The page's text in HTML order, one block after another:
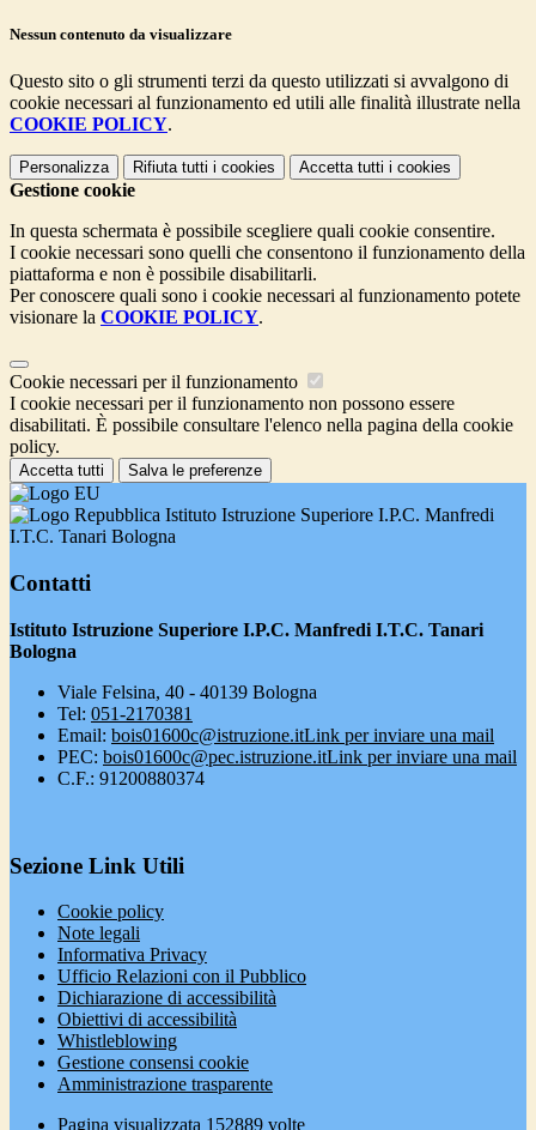
Nessun contenuto da visualizzare
Questo sito o gli strumenti terzi da questo utilizzati si avvalgono di
cookie necessari al funzionamento ed utili alle finalità illustrate nella
COOKIE POLICY.
Personalizza Rifiuta tutti i cookies Accetta tutti i cookies
Gestione cookie
In questa schermata è possibile scegliere quali cookie consentire.
I cookie necessari sono quelli che consentono il funzionamento della
piattaforma e non è possibile disabilitarli.
Per conoscere quali sono i cookie necessari al funzionamento potete
visionare la COOKIE POLICY.
Cookie necessari per il funzionamento
I cookie necessari per il funzionamento non possono essere
disabilitati. È possibile consultare l'elenco nella pagina della cookie
policy.
Accetta tutti Salva le preferenze
Istituto Istruzione Superiore I.P.C. Manfredi
I.T.C. Tanari Bologna
Contatti
Istituto Istruzione Superiore I.P.C. Manfredi I.T.C. Tanari
Bologna
Viale Felsina, 40 - 40139 Bologna
Tel: 051-2170381
Email: bois01600c@istruzione.itLink per inviare una mail
PEC: bois01600c@pec.istruzione.itLink per inviare una mail
C.F.: 91200880374
Sezione Link Utili
Cookie policy
Note legali
Informativa Privacy
Ufficio Relazioni con il Pubblico
Dichiarazione di accessibilità
Obiettivi di accessibilità
Whistleblowing
Gestione consensi cookie
Amministrazione trasparente
Pagina visualizzata 152889 volte